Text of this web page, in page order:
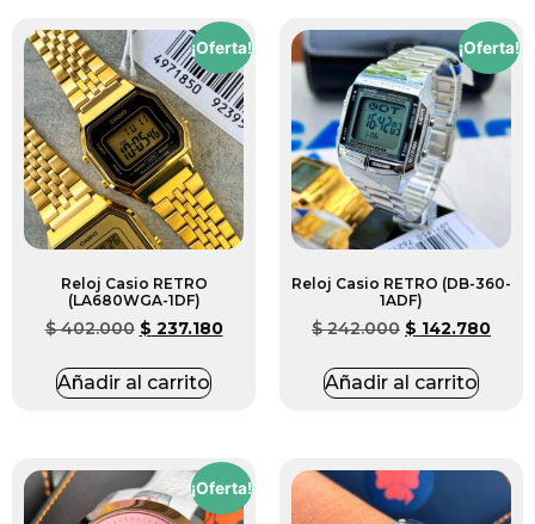
¡Oferta!
Reloj Casio RETRO
(LA680WGA-1DF)
$402.000 $ 237.180
Añadir al carrito
¡Oferta!
Reloj Casio RETRO (DB-360-
1ADF)
$242.000 $ 142.780
Añadir al carrito
¡Oferta!